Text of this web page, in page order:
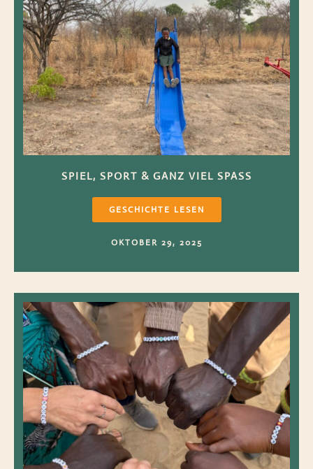
SPIEL, SPORT & GANZ VIEL SPASS
GESCHICHTE LESEN
OKTOBER 29, 2025